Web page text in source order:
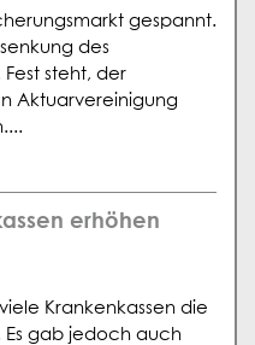
gespannt.
des
steht, der
Aktuarvereinigung
erhöhen
Krankenkassen die
Es gab jedoch auch